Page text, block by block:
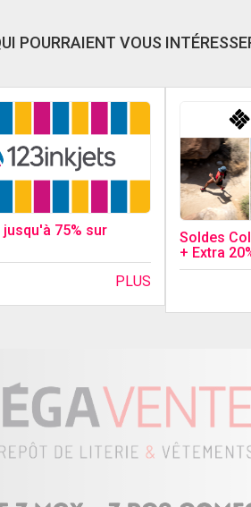
POURRAIENT VOUS
jusqu'à 75% sur
PLUS
Soldes
+ Extra